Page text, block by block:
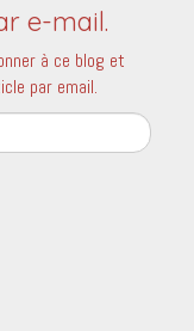
e-mail.
à ce blog et
par email.